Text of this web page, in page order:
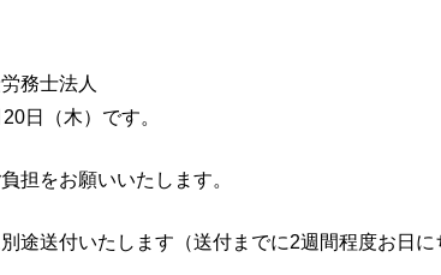
務士法人
日（木）です。
担をお願いいたします。
途送付いたします（送付までに2週間程度お日に